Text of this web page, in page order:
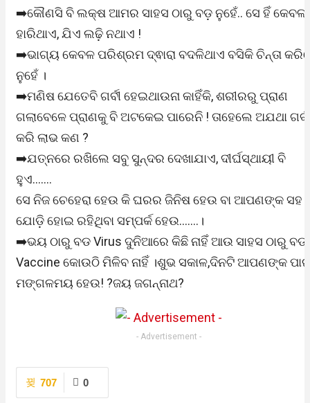
➡️କୌଣସି ବି ଲକ୍ଷ ଆମର ସାହସ ଠାରୁ ବଡ଼ ନୁହେଁ.. ସେ ହିଁ କେବଳ
ହାରିଥାଏ, ଯିଏ ଲଢ଼ି ନଥାଏ !
➡️ଭାଗ୍ୟ କେବଳ ପରିଶ୍ରମ ଦ୍ଵାରା ବଦଳିଥାଏ ବସିକି ଚିନ୍ତା
ନୁହେଁ ।
➡️ମଣିଷ ଯେତେବି ଗର୍ବୀ ହେଇଥାଉନା କାହିଁକି, ଶରୀରରୁ ପ୍ରାଣ
ଗଲାବେଳେ ପ୍ରାଣକୁ ବି ଅଟକେଇ ପାରେନି ! ତାହେଲେ ଅଯଥା ଗର୍ବ
କରି ଲାଭ କଣ ?
➡️ଯତ୍ନରେ ରଖିଲେ ସବୁ ସୁନ୍ଦର ଦେଖାଯାଏ, ଦୀର୍ଘସ୍ଥାୟୀ ବି
ହୁଏ…….
ସେ ନିଜ ଚେହେରା ହେଉ କି ଘରର ଜିନିଷ ହେଉ ବା ଆପଣଙ୍କ ସହ
ଯୋଡି଼ ହୋଇ ରହିଥିବା ସମ୍ପର୍କ ହେଉ…….।
➡️ଭୟ ଠାରୁ ବଡ Virus ଦୁନିଆରେ କିଛି ନାହିଁ ଆଉ ସାହସ ଠାରୁ ବଡ
Vaccine କୋଉଠି ମିଳିବ ନାହିଁ ।ଶୁଭ ସକାଳ,ଦିନଟି ଆପଣଙ୍କ
ମଙ୍ଗଳମୟ ହେଉ! ?ଜୟ ଜଗନ୍ନାଥ?
- Advertisement -
0
707